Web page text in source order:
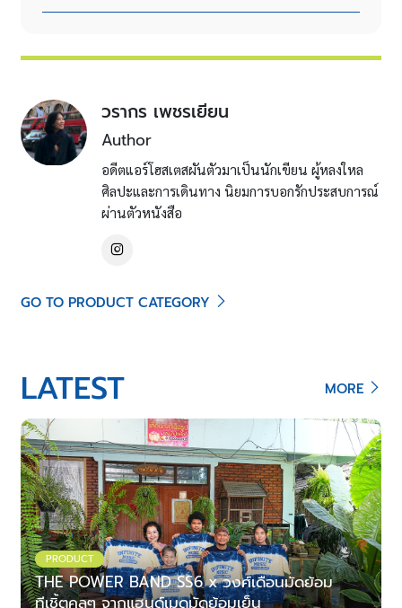
วรากร เพชรเยียน
Author
อดีตแอร์โฮสเตสผันตัวมาเป็นนักเขียน ผู้หลงใหล
ศิลปะและการเดินทาง นิยมการบอกรักประสบการณ์
ผ่านตัวหนังสือ
GO TO PRODUCT CATEGORY
LATEST MORE
PRODUCT
THE POWER BAND SS6 x วงศ์เดือนมัดย้อม
ทีเชิ้ตคูลๆ จากแฮนด์เมดมัดย้อมเย็น